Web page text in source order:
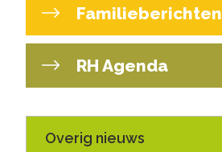
Familieberichten
RH Agenda
Overig nieuws